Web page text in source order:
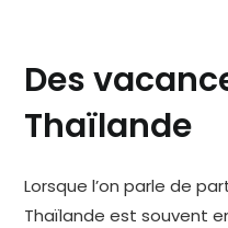
Des
Thaïlande
Lorsque l’on parle de
Thaïlande est souvent